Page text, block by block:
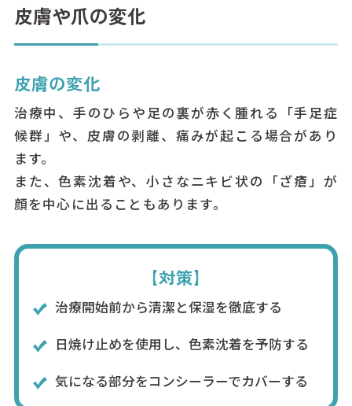
皮膚や爪の変化
皮膚の変化
治療中、手のひらや足の裏が赤く腫れる「手足症
候群」や、皮膚の剥離、痛みが起こる場合があり
ます。
また、色素沈着や、小さなニキビ状の「ざ瘡」が
顔を中心に出ることもあります。
【対策】
治療開始前から清潔と保湿を徹底する
日焼け止めを使用し、色素沈着を予防する
気になる部分をコンシーラーでカバーする